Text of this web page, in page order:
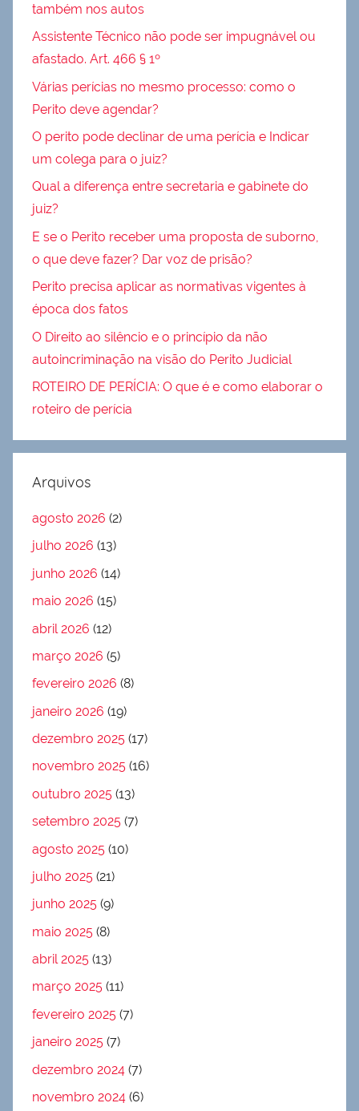
também nos autos
Assistente Técnico não pode ser impugnável ou
afastado. Art. 466 § 1º
Várias perícias no mesmo processo: como o
Perito deve agendar?
O perito pode declinar de uma perícia e Indicar
um colega para o juiz?
Qual a diferença entre secretaria e gabinete do
juiz?
E se o Perito receber uma proposta de suborno,
o que deve fazer? Dar voz de prisão?
Perito precisa aplicar as normativas vigentes à
época dos fatos
O Direito ao silêncio e o princípio da não
autoincriminação na visão do Perito Judicial
ROTEIRO DE PERÍCIA: O que é e como elaborar o
roteiro de perícia
Arquivos
agosto 2026 (2)
julho 2026 (13)
junho 2026 (14)
maio 2026 (15)
abril 2026 (12)
março 2026 (5)
fevereiro 2026 (8)
janeiro 2026 (19)
dezembro 2025 (17)
novembro 2025 (16)
outubro 2025 (13)
setembro 2025 (7)
agosto 2025 (10)
julho 2025 (21)
junho 2025 (9)
maio 2025 (8)
abril 2025 (13)
março 2025 (11)
fevereiro 2025 (7)
janeiro 2025 (7)
dezembro 2024 (7)
novembro 2024 (6)